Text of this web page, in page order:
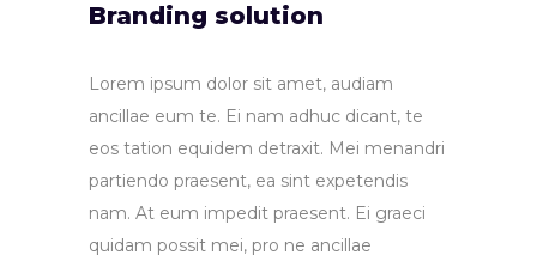
Branding solution
Lorem ipsum dolor sit amet, audiam
ancillae eum te. Ei nam adhuc dicant, te
eos tation equidem detraxit. Mei menandri
partiendo praesent, ea sint expetendis
nam. At eum impedit praesent. Ei graeci
quidam possit mei, pro ne ancillae